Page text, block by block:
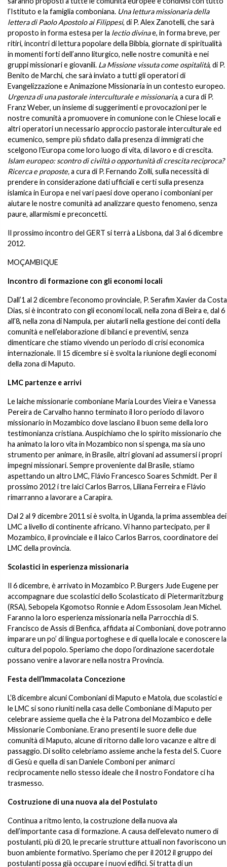
l’Istituto e la famiglia comboniana. Una lettura missionaria della
lettera di Paolo Apostolo ai Filippesi, di P. Alex Zanotelli, che sarà
proposto in forma estesa per la lectio divinae, in forma breve, per
ritiri, incontri di lettura popolare della Bibbia, giornate di spiritualità
in momenti forti dell’anno liturgico, nelle nostre comunità e nei
gruppi missionari e giovanili. La Missione vissuta come ospitalità, di P.
Benito de Marchi, che sarà inviato a tutti gli operatori di
Evangelizzazione e Animazione Missionaria in un contesto europeo.
Urgenza di una pastorale interculturale e missionaria, a cura di P.
Franz Weber, un insieme di suggerimenti e provocazioni per le
nostre comunità a promuovere in comunione con le Chiese locali e
altri operatori un necessario approccio pastorale interculturale ed
ecumenico, sempre più sfidato dalla presenza di immigrati che
scelgono l’Europa come loro luogo di vita, di lavoro e di crescita.
Islam europeo: scontro di civiltà o opportunità di crescita reciproca?
Ricerca e proposte,a cura di P. Fernando Zolli, sulla necessità di
prendere in considerazione dati ufficiali e certi sulla presenza
islamica in Europa e nei vari paesi dove operano i comboniani per
aiutare le nostre comunità ad analizzare questo fenomeno, senza
paure, allarmismi e preconcetti.
Il prossimo incontro del GERT si terrà a Lisbona, dal 3 al 6 dicembre
2012.
MOÇAMBIQUE
Incontro di formazione con gli economi locali
Dall’1 al 2 dicembre l’economo provinciale, P. Serafim Xavier da Costa
Dias, si è incontrato con gli economi locali, nella zona di Beira e, dal 6
all’8, nella zona di Nampula, per aiutarli nella gestione dei conti della
comunità e nell’elaborazione di bilanci e preventivi, senza
dimenticare che stiamo vivendo un periodo di crisi economica
internazionale. Il 15 dicembre si è svolta la riunione degli economi
della zona di Maputo.
LMC partenze e arrivi
Le laiche missionarie comboniane Maria Lourdes Vieira e Vanessa
Pereira de Carvalho hanno terminato il loro periodo di lavoro
missionario in Mozambico dove lasciano il buon seme della loro
testimonianza cristiana. Auspichiamo che lo spirito missionario che
ha animato la loro vita in Mozambico non si spenga, ma sia uno
strumento per animare, in Brasile, altri giovani ad assumersi i propri
impegni missionari. Sempre proveniente dal Brasile, stiamo
aspettando un altro LMC, Flávio Francesco Soares Schmidt. Per il
prossimo 2012 i tre laici Carlos Barros, Liliana Ferreira e Flávio
rimarranno a lavorare a Carapira.
Dal 2 al 9 dicembre 2011 si è svolta, in Uganda, la prima assemblea dei
LMC a livello di continente africano. Vi hanno partecipato, per il
Mozambico, il provinciale e il laico Carlos Barros, coordinatore dei
LMC della provincia.
Scolastici in esperienza missionaria
Il 6 dicembre, è arrivato in Mozambico P. Burgers Jude Eugene per
accompagnare due scolastici dello Scolasticato di Pietermaritzburg
(RSA), Sebopela Kgomotso Ronnie e Adom Essosolam Jean Michel.
Faranno la loro esperienza missionaria nella Parrocchia di S.
Francisco de Assis di Benfica, affidata ai Comboniani, dove potranno
imparare un po’ di lingua portoghese e di quella locale e conoscere la
cultura del popolo. Speriamo che dopo l’ordinazione sacerdotale
possano venire a lavorare nella nostra Provincia.
Festa dell’Immacolata Concezione
L’8 dicembre alcuni Comboniani di Maputo e Matola, due scolastici e
le LMC si sono riuniti nella casa delle Comboniane di Maputo per
celebrare assieme quella che è la Patrona del Mozambico e delle
Missionarie Comboniane. Erano presenti le suore delle due
comunità di Maputo, alcune di ritorno dalle loro vacanze e altre di
passaggio. Di solito celebriamo assieme anche la festa del S. Cuore
di Gesù e quella di san Daniele Comboni per animarci
reciprocamente nello stesso ideale che il nostro Fondatore ci ha
trasmesso.
Costruzione di una nuova ala del Postulato
Continua a ritmo lento, la costruzione della nuova ala
dell’importante casa di formazione. A causa dell’elevato numero di
postulanti, più di 20, le precarie strutture attuali non favoriscono un
buon ambiente formativo. Speriamo che per il 2012 il gruppo dei
postulanti possa già occupare i nuovi edifici. Si tratta di un